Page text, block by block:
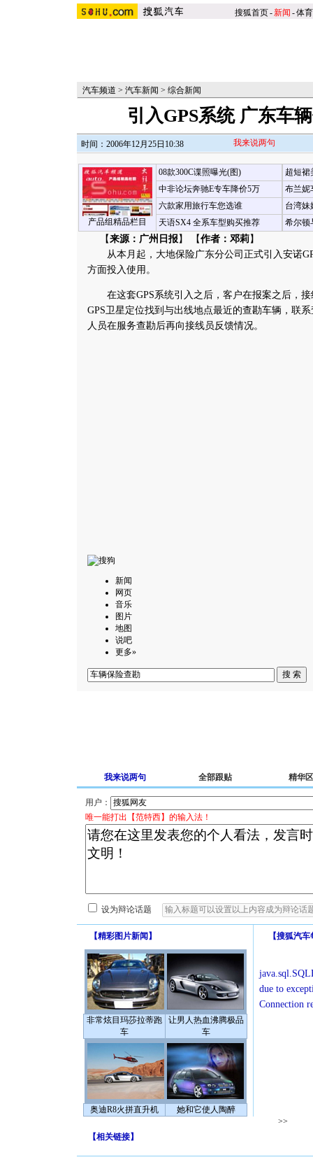
搜狐首页-新闻 -体育
汽车频道 > 汽车新闻 > 综合新闻
引入GPS系统 广东车
时间：2006年12月25日10:38 我来说两句
产品组精品栏目
08款300C谍照曝光(图)
中非论坛奔驰E专车降价5万
六款家用旅行车您选谁
天语SX4 全系车型购买推荐
超短裙
布兰妮
台湾妹
希尔顿
【来源：广州日报】 【作者：邓莉】
从本月起，大地保险广东分公司正式引入安诺
方面投入使用。
在这套GPS系统引入之后，客户在报案之后，接
GPS卫星定位找到与出线地点最近的查勘车辆，联
人员在服务查勘后再向接线员反馈情况。
新闻
网页
音乐
图片
地图
说吧
更多»
我来说两句 全部跟贴 精华区
用户：
唯一能打出【范特西】的输入法！
设为辩论话题
【精彩图片新闻 】
非常炫目玛莎拉蒂跑
车
让男人热血沸腾极品
车
奥迪R8火拼直升机 她和它使人陶醉
【搜狐汽车
due to
Connection
>>
【相关链接】